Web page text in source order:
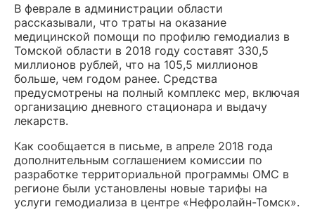
В феврале в администрации области
рассказывали, что траты на оказание
медицинской помощи по профилю гемодиализ в
Томской области в 2018 году составят 330,5
миллионов рублей, что на 105,5 миллионов
больше, чем годом ранее. Средства
предусмотрены на полный комплекс мер, включая
организацию дневного стационара и выдачу
лекарств.
Как сообщается в письме, в апреле 2018 года
дополнительным соглашением комиссии по
разработке территориальной программы ОМС в
регионе были установлены новые тарифы на
услуги гемодиализа в центре «Нефролайн-Томск».